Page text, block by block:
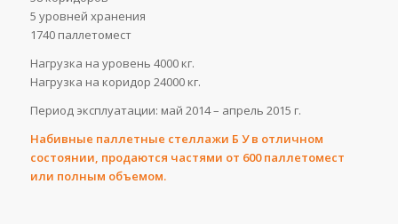
5 уровней хранения
1740 паллетомест
Нагрузка на уровень 4000 кг.
Нагрузка на коридор 24000 кг.
Период эксплуатации: май 2014 – апрель 2015 г.
Набивные паллетные стеллажи Б У в отличном
состоянии, продаются частями от 600 паллетомест
или полным объемом.